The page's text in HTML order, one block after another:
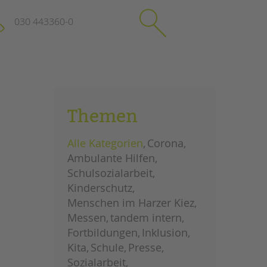
Impressum
Datenschutz
Hinweisgebersystem
Intranet
schließen
030 443360-0
SuchenThemen
Alle Kategorien Corona
Ambulante Hilfen
Schulsozialarbeit
Kinderschutz
Menschen im Harzer Kiez
Messen tandem intern
Fortbildungen Inklusion
Kita Schule Presse
Sozialarbeit